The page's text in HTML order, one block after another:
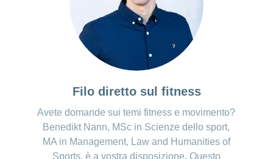
Filo diretto sul fitness
Avete domande sui temi fitness e movimento?
Benedikt Nann, MSc in Scienze dello sport,
MA in Management, Law and Humanities of
Sports, è a vostra disposizione.Questo